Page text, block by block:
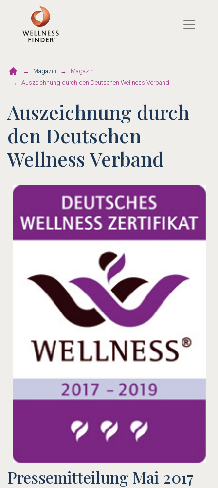
Magazin
Magazin
Auszeichnung durch den Deutschen Wellness Verband
Auszeichnung durch
den Deutschen
Wellness Verband
Pressemitteilung Mai 2017